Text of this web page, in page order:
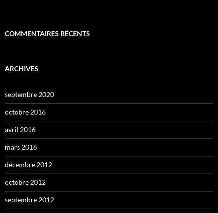
COMMENTAIRES RÉCENTS
ARCHIVES
septembre 2020
octobre 2016
avril 2016
mars 2016
décembre 2012
octobre 2012
septembre 2012